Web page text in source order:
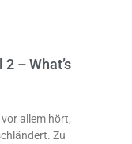
– What’s
allem hört,
Zu